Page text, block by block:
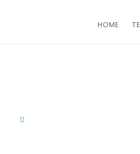
HOME